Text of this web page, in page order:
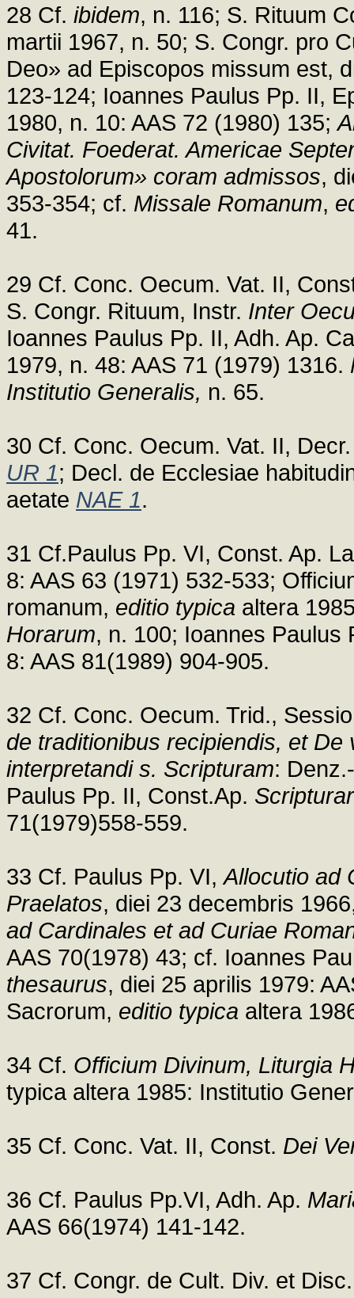
28 Cf. ibidem, n. 116; S. Rituum
martii 1967, n. 50; S. Congr. pro
Deo» ad Episcopos missum est,
123-124; Ioannes Paulus Pp. II,
1980, n. 10: AAS 72 (1980) 135;
Civitat. Foederat. Americae
Apostolorum» coram admissos,
353-354; cf. Missale Romanum,
41.
29 Cf. Conc. Oecum. Vat. II,
S. Congr. Rituum, Instr. Inter
Ioannes Paulus Pp. II, Adh. Ap.
1979, n. 48: AAS 71 (1979) 1316.
Institutio Generalis, n. 65.
30 Cf. Conc. Oecum. Vat. II,
UR 1; Decl. de Ecclesiae
aetate NAE 1.
31 Cf.Paulus Pp. VI, Const. Ap.
8: AAS 63 (1971) 532-533;
romanum, editio typica altera
Horarum, n. 100; Ioannes Paulus
8: AAS 81(1989) 904-905.
32 Cf. Conc. Oecum. Trid.,
de traditionibus recipiendis, et
interpretandi s. Scripturam:
Paulus Pp. II, Const.Ap.
71(1979)558-559.
33 Cf. Paulus Pp. VI,Allocutio ad
Praelatos, diei 23 decembris
ad Cardinales et ad Curiae
AAS 70(1978) 43; cf. Ioannes
thesaurus, diei 25 aprilis 1979:
Sacrorum, editio typica altera
34 Cf. Officium Divinum, Liturgia
typica altera 1985: Institutio
35 Cf. Conc. Vat. II, Const. Dei
36 Cf. Paulus Pp.VI, Adh. Ap.
AAS 66(1974) 141-142.
37 Cf. Congr. de Cult. Div. et